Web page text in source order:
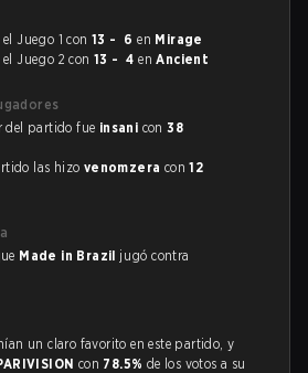
el Juego 1 con13 - 6 en Mirage
el Juego 2 con13 - 4 enAncient
del partido fue insani con38
las hizo venomzera con12
Made in Brazil jugó contra
un claro favorito en este partido, y
con 78.5% de los votos a su